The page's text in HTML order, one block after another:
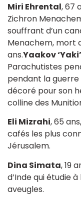
Miri Ehrental, 67
Zichron
souffrant d’un
Menachem, mort
ans.Yaakov
Parachutistes
pendant la guerre
décoré pour son
colline des
Eli Mizrahi, 65
cafés les plus
Jérusalem.
Dina Simata, 19
d’Inde qui étudie
aveugles.